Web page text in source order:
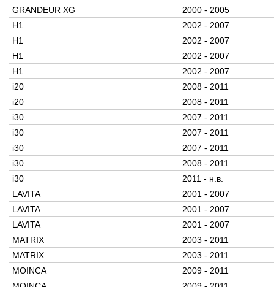
GRANDEUR XG
2000 - 2005
H1
2002 - 2007
H1
2002 - 2007
H1
2002 - 2007
H1
2002 - 2007
i20
2008 - 2011
i20
2008 - 2011
i30
2007 - 2011
i30
2007 - 2011
i30
2007 - 2011
i30
2008 - 2011
i30
2011 - н.в.
LAVITA
2001 - 2007
LAVITA
2001 - 2007
LAVITA
2001 - 2007
MATRIX
2003 - 2011
MATRIX
2003 - 2011
MOINCA
2009 - 2011